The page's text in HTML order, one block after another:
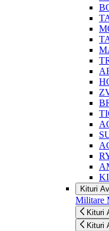
Kituri
Militare
Kituri
Kituri